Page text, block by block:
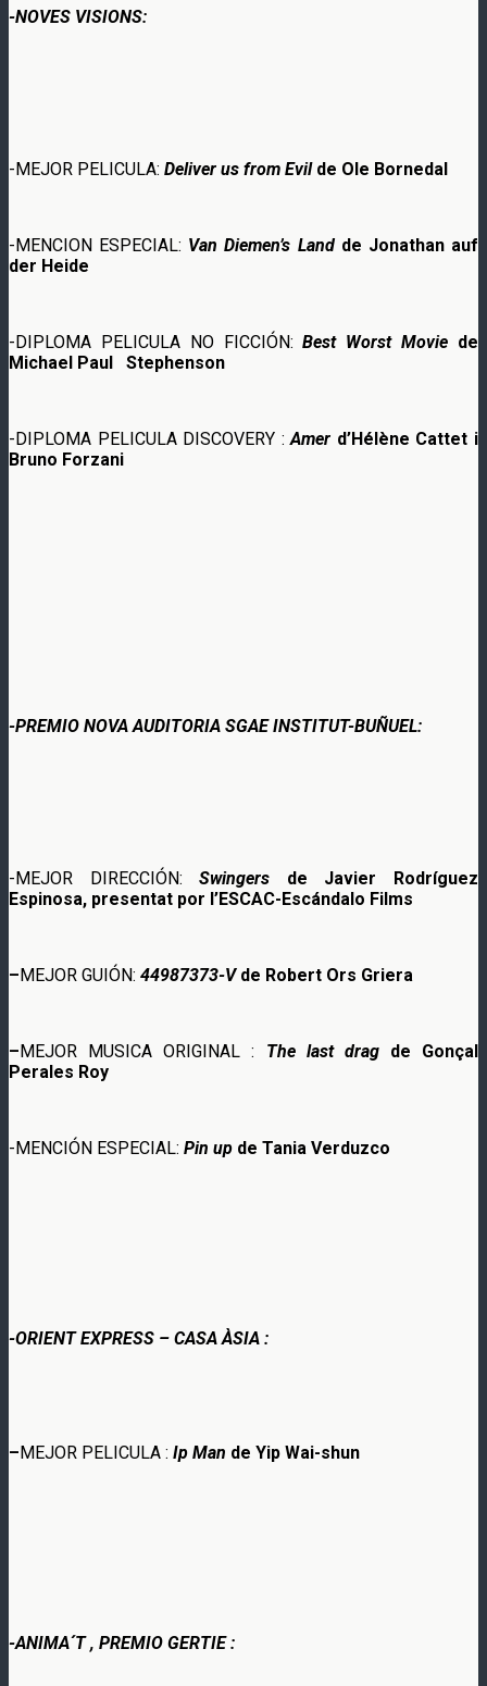
-NOVES VISIONS:
-MEJOR PELICULA: Deliver us from Evilde Ole Bornedal
-MENCION ESPECIAL: Van Diemen’s Landde Jonathan auf
der Heide
-DIPLOMA PELICULA NO FICCIÓN:Best Worst Movie de
Michael Paul Stephenson
-DIPLOMA PELICULA DISCOVERY : Amer d’Hélène Cattet i
Bruno Forzani
-PREMIO NOVA AUDITORIA SGAE INSTITUT-BUÑUEL:
-MEJOR DIRECCIÓN:Swingers de
Javier Rodríguez
Espinosa, presentat por l’ESCAC-Escándalo Films
–MEJOR GUIÓN: 44987373-Vde Robert Ors Griera
–MEJOR MUSICA ORIGINAL : The last dragde Gonçal
Perales Roy
-MENCIÓN ESPECIAL: Pin up de Tania Verduzco
-ORIENT EXPRESS – CASA ÀSIA :
–MEJOR PELICULA : Ip Man de Yip Wai-shun
-ANIMA´T , PREMIO GERTIE :